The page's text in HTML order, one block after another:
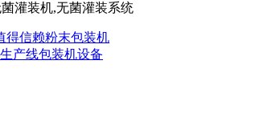
得信赖粉末包装机
产线包装机设备